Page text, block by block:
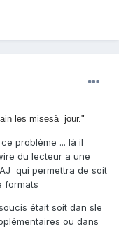
les misesà jour."
problème ... là il
du lecteur a une
qui permettra de soit
formats
était soit dan sle
ou dans